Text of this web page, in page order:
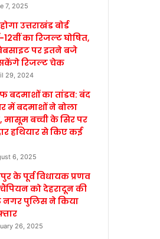
7, 2025
उत्तराखंड बोर्ड
12वीं का रिजल्ट घोषित,
पर इतने बजे
रिजल्ट चेक
29, 2024
बदमाशों का तांडव: बंद
में बदमाशों ने बोला
मासूम बच्ची के सिर पर
हथियार से किए कई
6, 2025
के पूर्व विधायक प्रणव
को देहरादून की
पुलिस ने किया
26, 2025